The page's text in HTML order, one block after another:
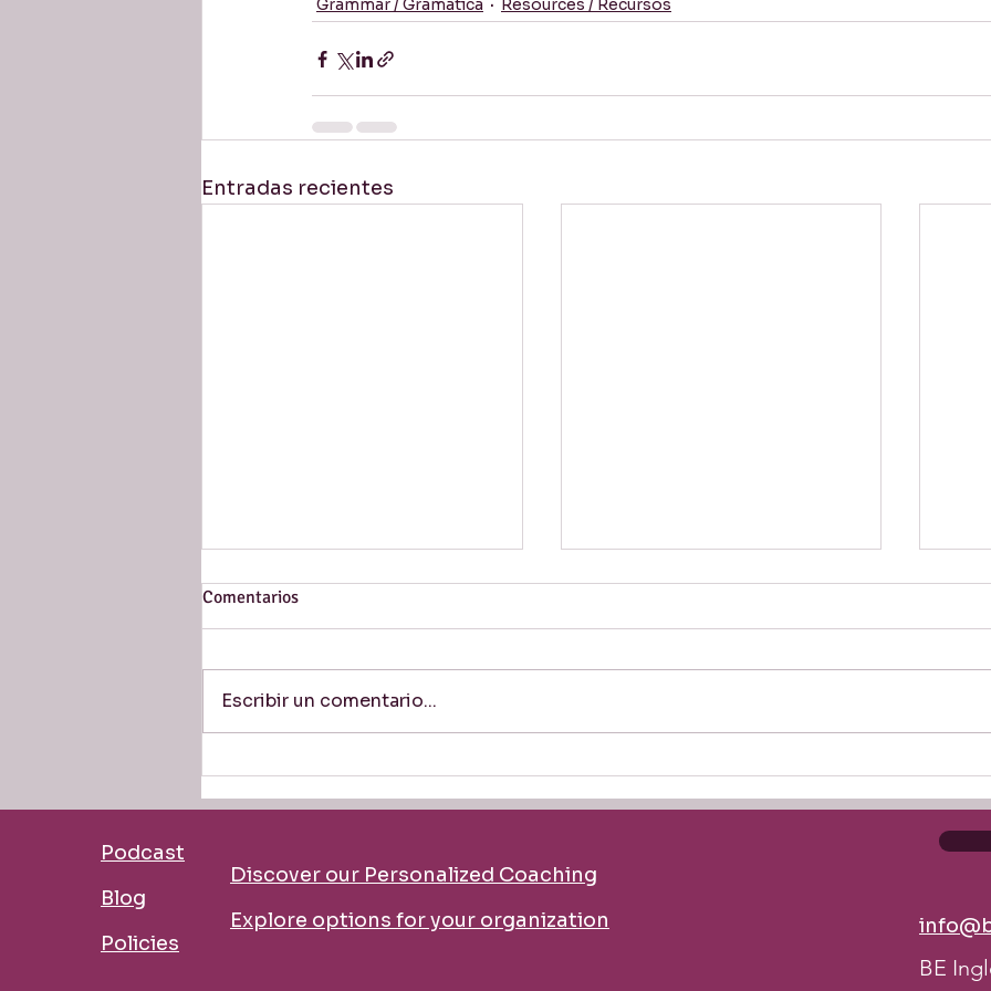
Entradas recientes
misterio por resolver
profesional
Comentarios
Escribir un comentario...
Podcast
Blog
Policies
Discover our Personalized Coaching
​Explore options for your organization
BE